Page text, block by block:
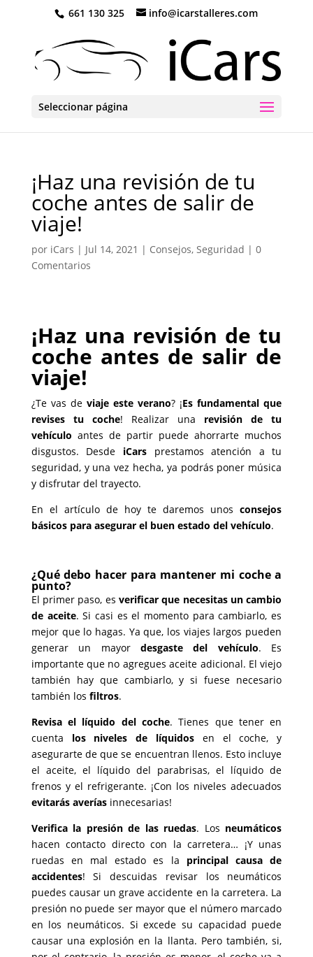
661 130 325 info@icarstalleres.com
Seleccionar página
¡Haz una revisión de tu
coche antes de salir de
viaje!
por iCars | Jul 14, 2021 | Consejos, Seguridad | 0
Comentarios
¡Haz una revisión de tu
coche antes de salir de
viaje!
¿Te vas de viaje este verano? ¡Es fundamental que
revises tu coche! Realizar una revisión de tu
vehículo antes de partir puede ahorrarte muchos
disgustos. Desde iCarsprestamos atención a tu
seguridad, y una vez hecha, ya podrás poner música
y disfrutar del trayecto.
En el artículo de hoy te daremos unosconsejos
básicos para asegurar el buen estado del vehículo.
¿Qué debo hacer para mantener mi coche a
punto?
El primer paso, es verificar que necesitas un cambio
de aceite. Si casi es el momento para cambiarlo, es
mejor que lo hagas. Ya que, los viajes largos pueden
generar un mayor desgaste del vehículo. Es
importante que no agregues aceite adicional. El viejo
también hay que cambiarlo, y si fuese necesario
también los filtros.
Revisa el líquido del coche. Tienes que tener en
cuenta los niveles de líquidos en el coche, y
asegurarte de que se encuentran llenos. Esto incluye
el aceite, el líquido del parabrisas, el líquido de
frenos y el refrigerante. ¡Con los niveles adecuados
evitarás averíasinnecesarias!
Verifica la presión de las ruedas. Los neumáticos
hacen contacto directo con la carretera… ¡Y unas
ruedas en mal estado es la principal causa de
accidentes! Si descuidas revisar los neumáticos
puedes causar un grave accidente en la carretera. La
presión no puede ser mayor que el número marcado
en los neumáticos. Si excede su capacidad puede
causar una explosión en la llanta. Pero también, si,